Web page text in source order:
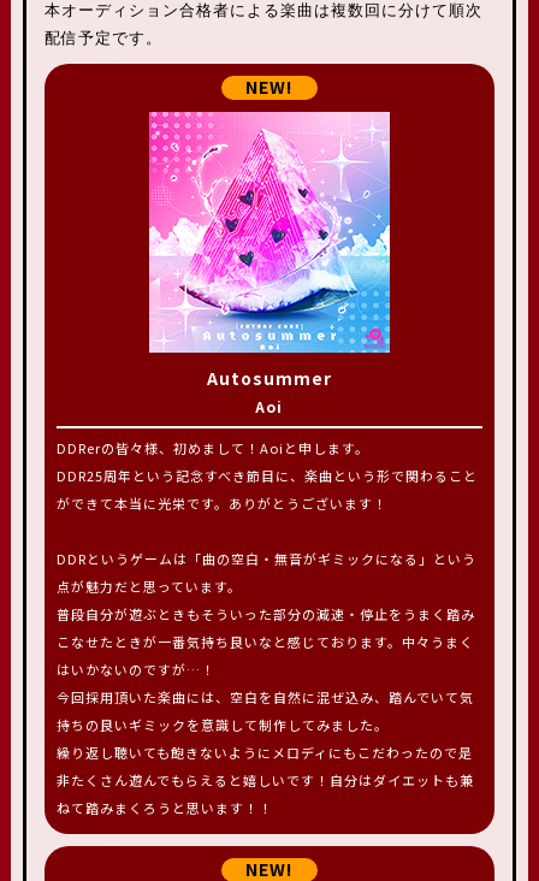
本オーディション合格者による楽曲は複数回に分けて順次
配信予定です。
Autosummer
Aoi
DDRerの皆々様、初めまして！Aoiと申します。
DDR25周年という記念すべき節目に、楽曲という形で関わること
ができて本当に光栄です。ありがとうございます！
DDRというゲームは「曲の空白・無音がギミックになる」という
点が魅力だと思っています。
普段自分が遊ぶときもそういった部分の減速・停止をうまく踏み
こなせたときが一番気持ち良いなと感じております。中々うまく
はいかないのですが…！
今回採用頂いた楽曲には、空白を自然に混ぜ込み、踏んでいて気
持ちの良いギミックを意識して制作してみました。
繰り返し聴いても飽きないようにメロディにもこだわったので是
非たくさん遊んでもらえると嬉しいです！自分はダイエットも兼
ねて踏みまくろうと思います！！